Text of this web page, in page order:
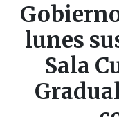
lunes
Sala